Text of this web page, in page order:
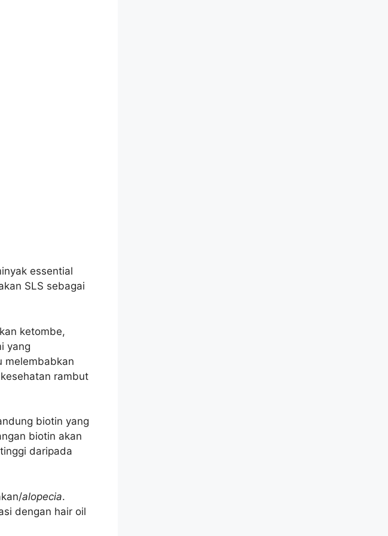
essential
SLS sebagai
ketombe,
yang
melembabkan
rambut
biotin yang
biotin akan
daripada
alopecia.
dengan hair oil